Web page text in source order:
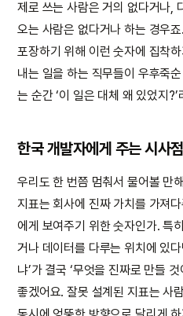
제로 쓰는 사람은 거의 없다거나,
오는 사람은 없다거나 하는 경우
포장하기 위해 이런 숫자에 집착
내는 일을 하는 직무들이 우후죽
는 순간 ‘이 일은 대체 왜 있었지
한국 개발자에게 주는 시사점
우리도 한 번쯤 멈춰서 물어볼 만
지표는 회사에 진짜 가치를 가져
에게 보여주기 위한 숫자인가. 특
거나 데이터를 다루는 위치에 있
냐’가 결국 ‘무엇을 진짜로 만들
좋겠어요. 잘못 설계된 지표는 사